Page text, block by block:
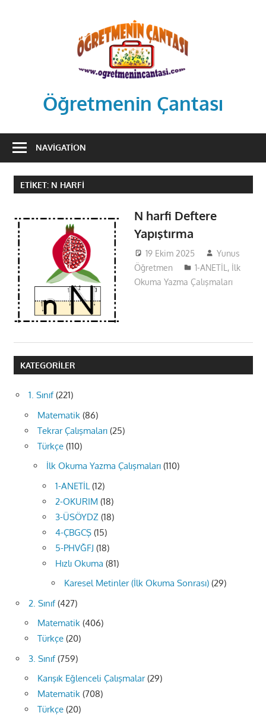
Öğretmenin Çantası
ÇantsındanNAVIGATION
ETIKET: N HARFI
N harfi Deftere
Yapıştırma
19 Ekim 2025
Yunus
Öğretmen
1-ANETİL , İlk
Okuma Yazma Çalışmaları
KATEGORILER
1. Sınıf(221)
Matematik (86)
Tekrar Çalışmaları (25)
Türkçe (110)
İlk Okuma Yazma Çalışmaları (110)
1-ANETİL (12)
2-OKURIM (18)
3-ÜSÖYDZ (18)
4-ÇBGCŞ (15)
5-PHVĞFJ (18)
Hızlı Okuma (81)
Karesel Metinler (İlk Okuma Sonrası) (29)
2. Sınıf(427)
Matematik (406)
Türkçe (20)
3. Sınıf(759)
Karışık Eğlenceli Çalışmalar(29)
Matematik (708)
Türkçe (20)